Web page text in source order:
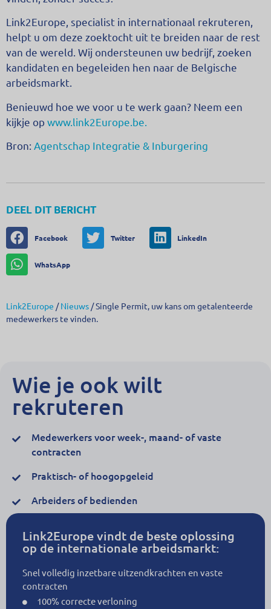
Link2Europe, specialist in internationaal rekruteren,
helpt u om deze zoektocht uit te breiden naar de rest
van de wereld. Wij ondersteunen uw bedrijf, zoeken
kandidaten en begeleiden hen naar de Belgische
arbeidsmarkt.
Benieuwd hoe we voor u te werk gaan? Neem een
kijkje op www.link2Europe.be.
Bron: Agentschap Integratie & Inburgering
DEEL DIT BERICHT
Facebook Twitter LinkedIn
WhatsApp
Link2Europe /Nieuws /Single Permit, uw kans om getalenteerde
medewerkers te vinden.
Wie je ook wilt
rekruteren
Medewerkers voor week-, maand- of vaste
contracten
Praktisch- of hoogopgeleid
Arbeiders of bedienden
Link2Europe vindt de beste oplossing
op de internationale arbeidsmarkt:
Snel volledig inzetbare uitzendkrachten en vaste
contracten
100% correcte verloning